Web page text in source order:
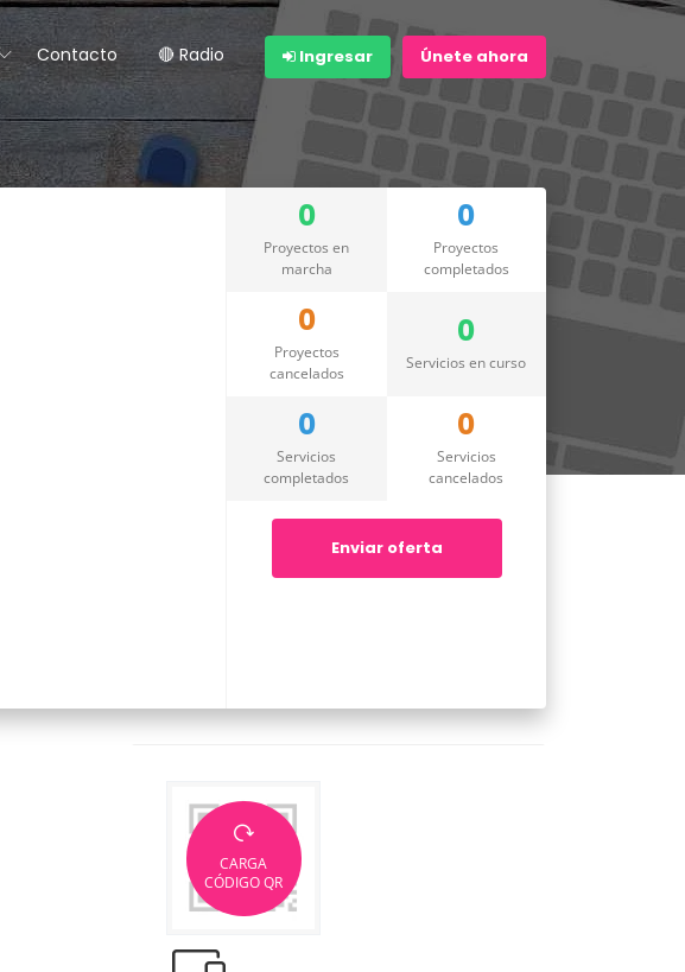
Contacto 🔴 Radio Ingresar Únete ahora
0
Proyectos en
marcha
0
Proyectos
completados
0
Proyectos
cancelados
0
Servicios en curso
0
Servicios
completados
0
Servicios
cancelados
Enviar oferta
CARGA
CÓDIGO QR